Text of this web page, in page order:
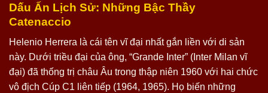
Dấu Ấn Lịch Sử: Những Bậc Thầy
Catenaccio
Helenio Herrera là cái tên vĩ đại nhất gắn liền với di sản
này. Dưới triều đại của ông, “Grande Inter” (Inter Milan vĩ
đại) đã thống trị châu Âu trong thập niên 1960 với hai chức
vô địch Cúp C1 liên tiếp (1964, 1965). Họ biến những